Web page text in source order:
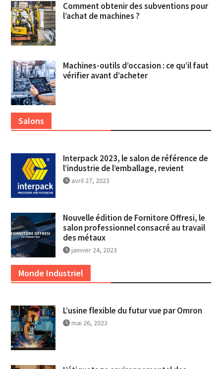
Comment obtenir des subventions pour
l’achat de machines ?
Machines-outils d’occasion : ce qu’il faut
vérifier avant d’acheter
Salons
Interpack 2023, le salon de référence de
l’industrie de l’emballage, revient
avril 27, 2023
Nouvelle édition de Fornitore Offresi, le
salon professionnel consacré au travail
des métaux
janvier 24, 2023
Monde Industriel
L’usine flexible du futur vue par Omron
mai 26, 2023